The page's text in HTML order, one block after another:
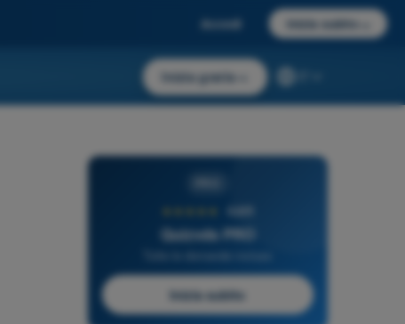
Accedi Inizia subito
Inizia gratis
4,6/5
Quizvds PRO
Inizia subito